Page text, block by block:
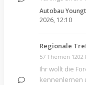
Autobau
2026, 12:10
Regionale
57 Themen 1202
Ihr wollt die
kennenlernen